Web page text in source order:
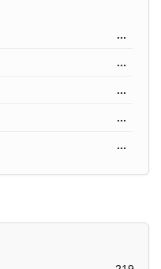
...
...
...
...
...